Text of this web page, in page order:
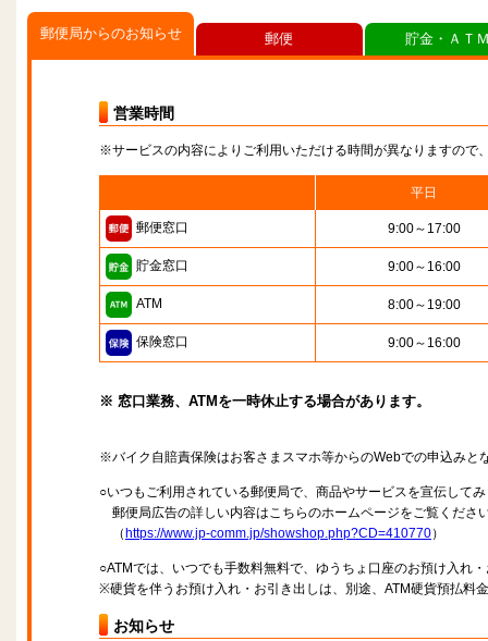
郵便局からのお知らせ
営業時間
※サービスの内容によりご利用いただける時間が異なりますので
平日
郵便窓口 9:00～17:00
貯金窓口 9:00～16:00
ATM 8:00～19:00
保険窓口 9:00～16:00
※ 窓口業務、ATMを一時休止する場合があります。
※バイク自賠責保険はお客さまスマホ等からのWebでの申込みと
○いつもご利用されている郵便局で、商品やサービスを宣伝して
郵便局広告の詳しい内容はこちらのホームページをご覧くださ
（ https://www.jp-comm.jp/showshop.php?CD=410770）
○ATMでは、いつでも手数料無料で、ゆうちょ口座のお預け入れ
※硬貨を伴うお預け入れ・お引き出しは、別途、ATM硬貨預払料
お知らせ
郵便 貯金・ＡＴ